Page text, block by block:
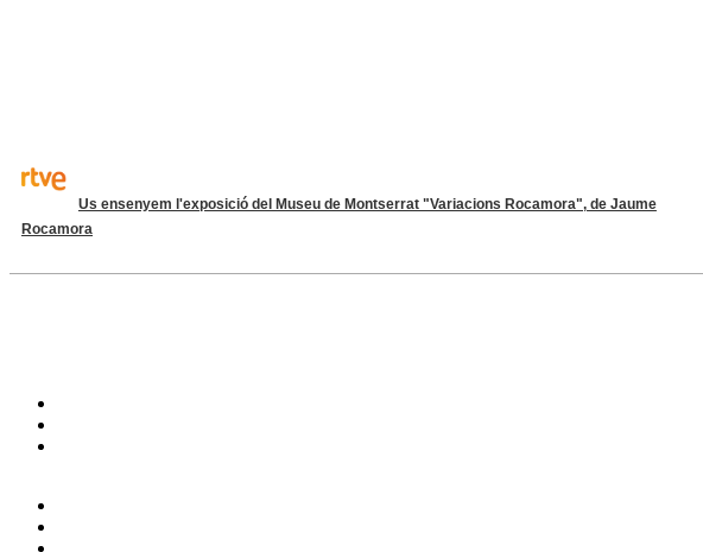
Us ensenyem l'exposició del Museu de Montserrat "Variacions Rocamora", de Jaume
Rocamora